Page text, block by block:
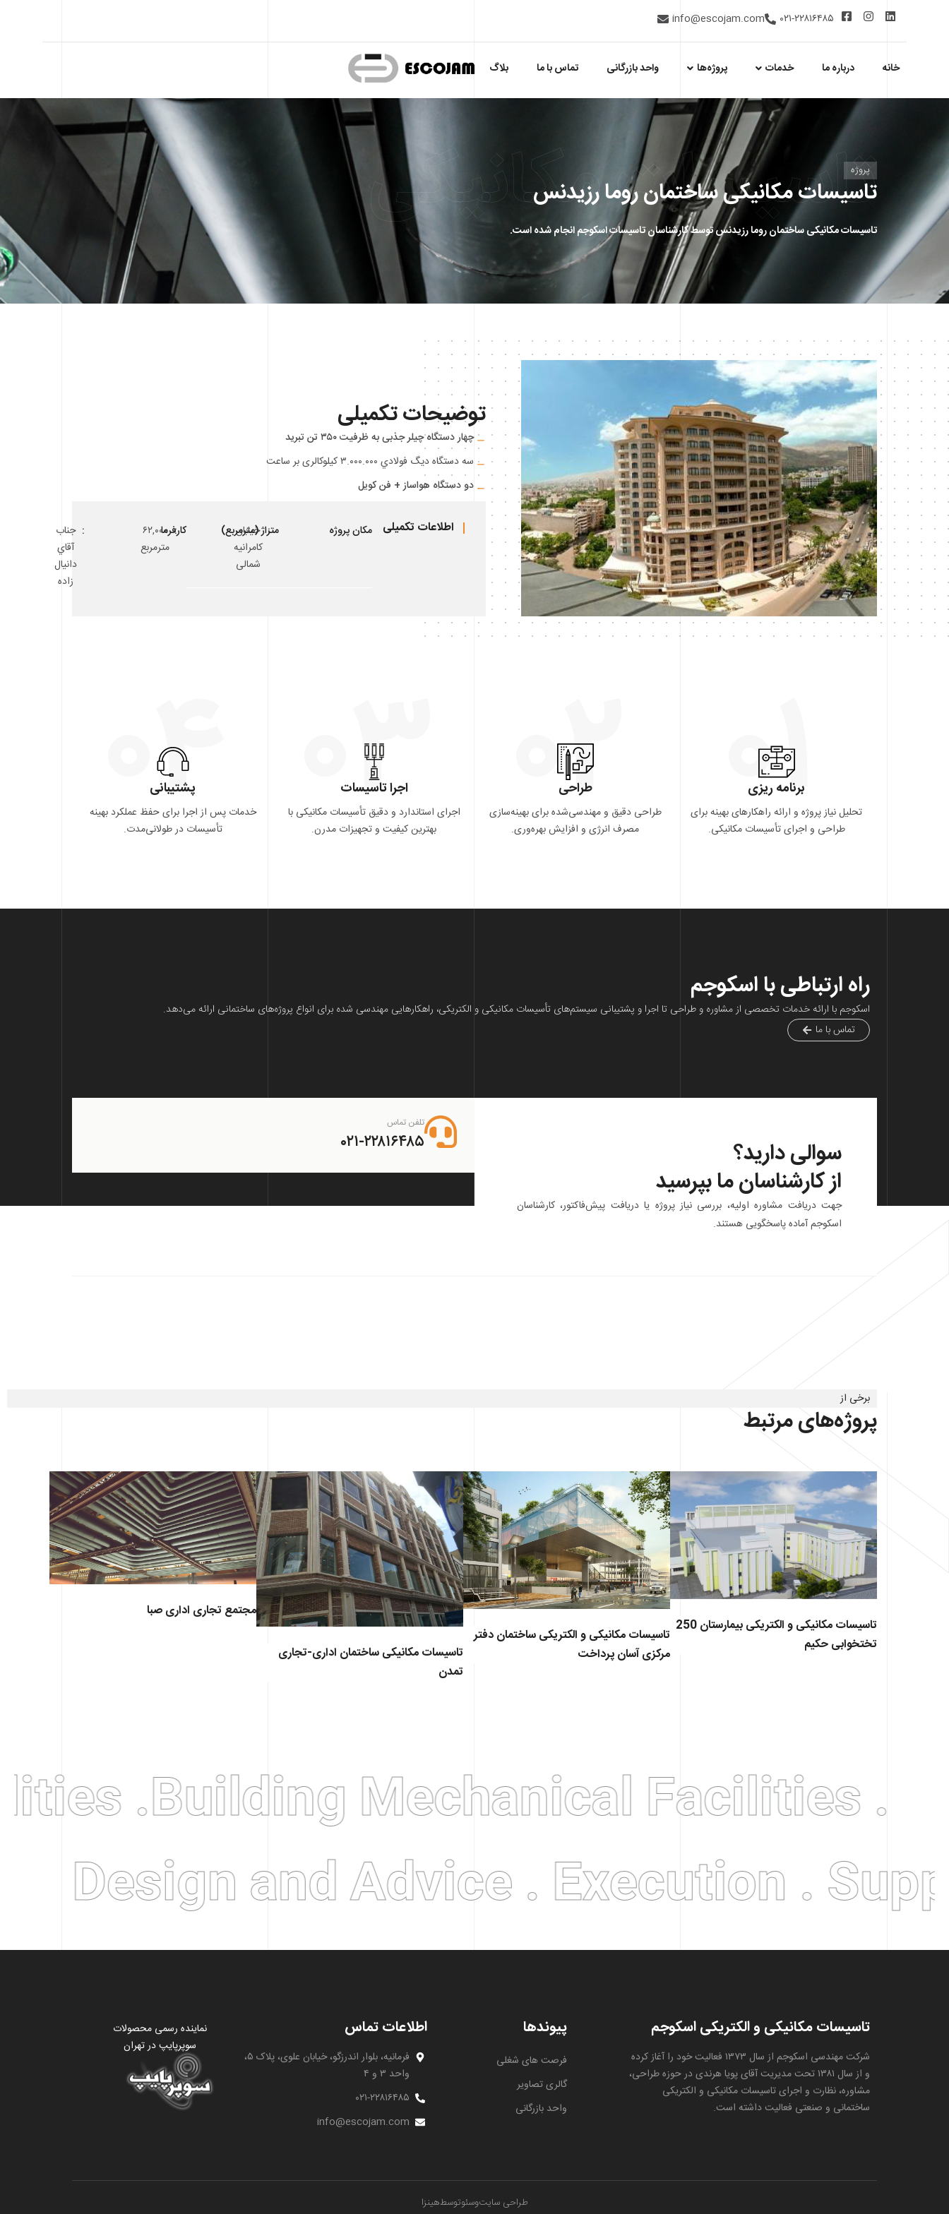
info@escojam.com ۰۲۱-۲۲۸۱۶۴۸۵
خانه درباره ما خدمات پروژه‌ها واحد بازرگانی تماس با ما بلاگ
تاسیسات مکانیکی
پروژه
تاسیسات مکانیکی ساختمان روما رزيدنس
تاسیسات مکانیکی ساختمان روما رزيدنستوسط کارشناسان تاسیسات اسکوجم انجام شده است.
توضیحات تکمیلی
چهار دستگاه چيلر جذبی به ظرفیت ۳۵۰ تن تبريد
سه دستگاه ديگ فولادي ۳.۰۰۰.۰۰۰ کيلوکالری بر ساعت
دو دستگاه هواساز + فن کويل
اطلاعات تکمیلی مکان پروژه
خیابان
کامرانیه
شمالی
متراژ (مترمربع)
۶۲,۰۰۰
مترمربع
کارفرما
جناب
آقاي
دانيال
زاده
۰۱
برنامه ریزی
تحلیل نیاز پروژه و ارائه راهکارهای بهینه برای
طراحی و اجرای تأسیسات مکانیکی.
۰۲
طراحی
طراحی دقیق و مهندسی‌شده برای بهینه‌سازی
مصرف انرژی و افزایش بهره‌وری.
۰۳
اجرا تاسیسات
اجرای استاندارد و دقیق تأسیسات مکانیکی با
بهترین کیفیت و تجهیزات مدرن.
۰۴
پشتیبانی
خدمات پس از اجرا برای حفظ عملکرد بهینه
تأسیسات در طولانی‌مدت.
راه ارتباطی با اسکوجم
اسکوجم با ارائه خدمات تخصصی از مشاوره و طراحی تا اجرا و پشتیبانی سیستم‌های تأسیسات مکانیکی و الکتریکی، راهکارهایی مهندسی شده برای انواع پروژه‌های ساختمانی ارائه می‌دهد.
تماس با ما
سوالی دارید؟
از کارشناسان ما بپرسید
جهت دریافت مشاوره اولیه، بررسی نیاز پروژه یا دریافت پیش‌فاکتور، کارشناسان
اسکوجم آماده پاسخگویی هستند.
تلفن تماس
۰۲۱-۲۲۸۱۶۴۸۵
برخی از
پروژه‌های مرتبط
تاسیسات مکانیکی و الکتریکی بیمارستان 250
تختخوابی حکیم
تاسیسات مکانیکی و الکتریکی ساختمان دفتر
مرکزی آسان پرداخت
تاسیسات مکانیکی ساختمان اداری-تجاری
تمدن
مجتمع تجاری اداری صبا
Building Mechanical Facilities .
.
Design and Advice . Execution .
تاسیسات مکانیکی و الکتریکی اسکوجم
شرکت مهندسی اسکوجم از سال ۱۳۷۳ فعالیت خود را آغاز کرده
و از سال ۱۳۸۱ تحت مدیریت آقای پویا هرندی در حوزه طراحی،
مشاوره، نظارت و اجرای تاسیسات مکانیکی و الکتریکی
ساختمانی و صنعتی فعالیت داشته است.
پیوندها
فرصت های شغلی
گالری تصاویر
واحد بازرگانی
اطلاعات تماس
فرمانیه، بلوار اندرزگو، خیابان علوی، پلاک ۵،
واحد ۳ و ۴
۰۲۱-۲۲۸۱۶۴۸۵
info@escojam.com
نماینده رسمی محصولات
سوپرپایپ در تهران
طراحی سایتوسئوتوسطهینزا